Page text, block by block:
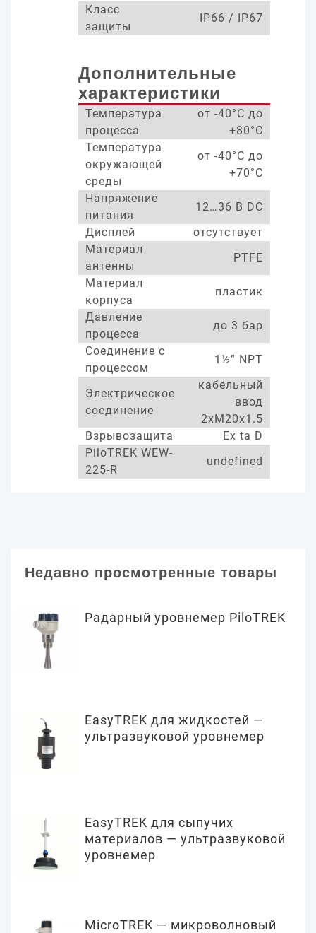
Класс
защиты
IP66 / IP67
Дополнительные
характеристики
Температура
процесса
от -40°С до
+80°С
Температура
окружающей
среды
от -40°С до
+70°С
Напряжение
питания
12…36 В DC
Дисплей
отсутствует
Материал
антенны
PTFE
Материал
корпуса
пластик
Давление
процесса
до 3 бар
Соединение с
процессом
1½” NPT
Электрическое
соединение
кабельный
ввод
2xM20x1.5
Взрывозащита
Ex ta D
PiloTREK WEW-
225-R
undefined
Недавно просмотренные товары
Радарный уровнемер PiloTREK
EasyTREK для жидкостей —
ультразвуковой уровнемер
EasyTREK для сыпучих
материалов — ультразвуковой
уровнемер
MicroTREK — микроволновый